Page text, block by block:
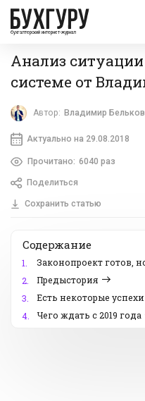
бухгалтерский интернет-журнал
Анализ
системе от
Автор: Владимир
Актуально на 29.08.2018
Прочитано: 6040 раз
Поделиться
Сохранить статью
Содержание
1.
Законопроект готов,
2.
Предыстория
3.
Есть некоторые успехи
4.
Чего ждать с 2019 года